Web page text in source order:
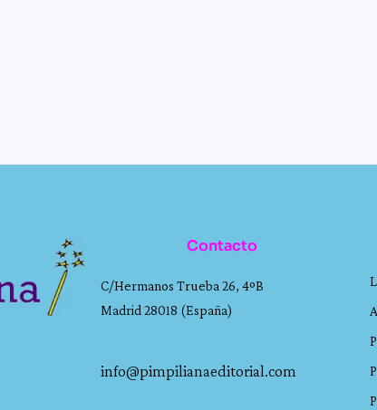
Contacto
C/Hermanos Trueba 26, 4ºB
Madrid 28018 (España)
info@pimpilianaeditorial.com